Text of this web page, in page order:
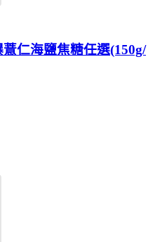
仁海鹽焦糖任選(150g/